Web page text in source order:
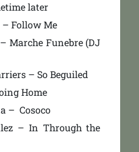
later
Follow Me
Marche Funebre (DJ
– So Beguiled
Home
– Cosoco
– In Through the